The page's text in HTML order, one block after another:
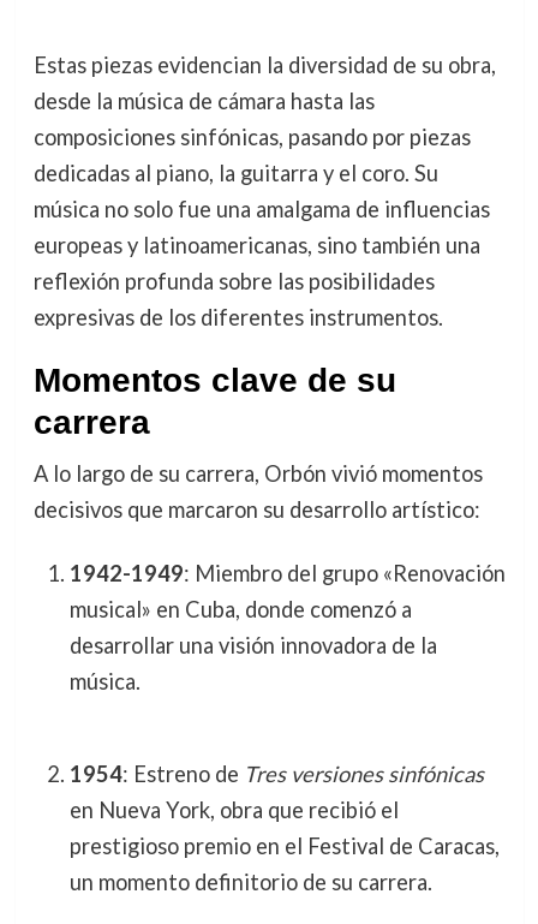
Estas piezas evidencian la diversidad de su obra,
desde la música de cámara hasta las
composiciones sinfónicas, pasando por piezas
dedicadas al piano, la guitarra y el coro. Su
música no solo fue una amalgama de influencias
europeas y latinoamericanas, sino también una
reflexión profunda sobre las posibilidades
expresivas de los diferentes instrumentos.
Momentos clave de su
carrera
A lo largo de su carrera, Orbón vivió momentos
decisivos que marcaron su desarrollo artístico:
1942-1949: Miembro del grupo «Renovación
musical» en Cuba, donde comenzó a
desarrollar una visión innovadora de la
música.
1954: Estreno de Tres versiones sinfónicas
en Nueva York, obra que recibió el
prestigioso premio en el Festival de Caracas,
un momento definitorio de su carrera.